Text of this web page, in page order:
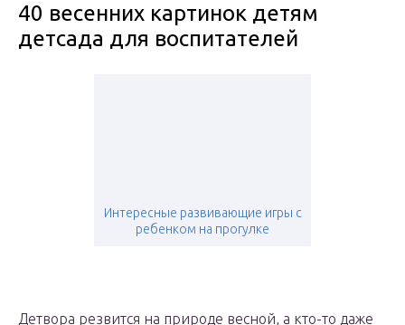
40 весенних картинок детям
детсада для воспитателей
Интересные развивающие игры с
ребенком на прогулке
Детвора резвится на природе весной, а кто-то даже